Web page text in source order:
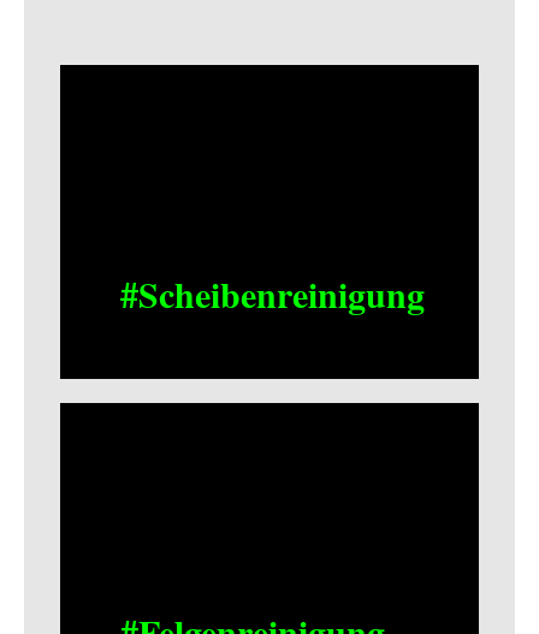
#Scheibenreinigung